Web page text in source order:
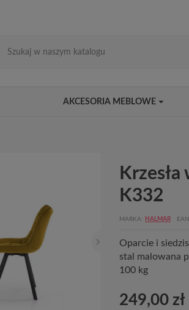
AKCESORIA MEBLOWE
K332
MARKA HALMAR
Oparcie i
stal malowana
100 kg
249,00 zł